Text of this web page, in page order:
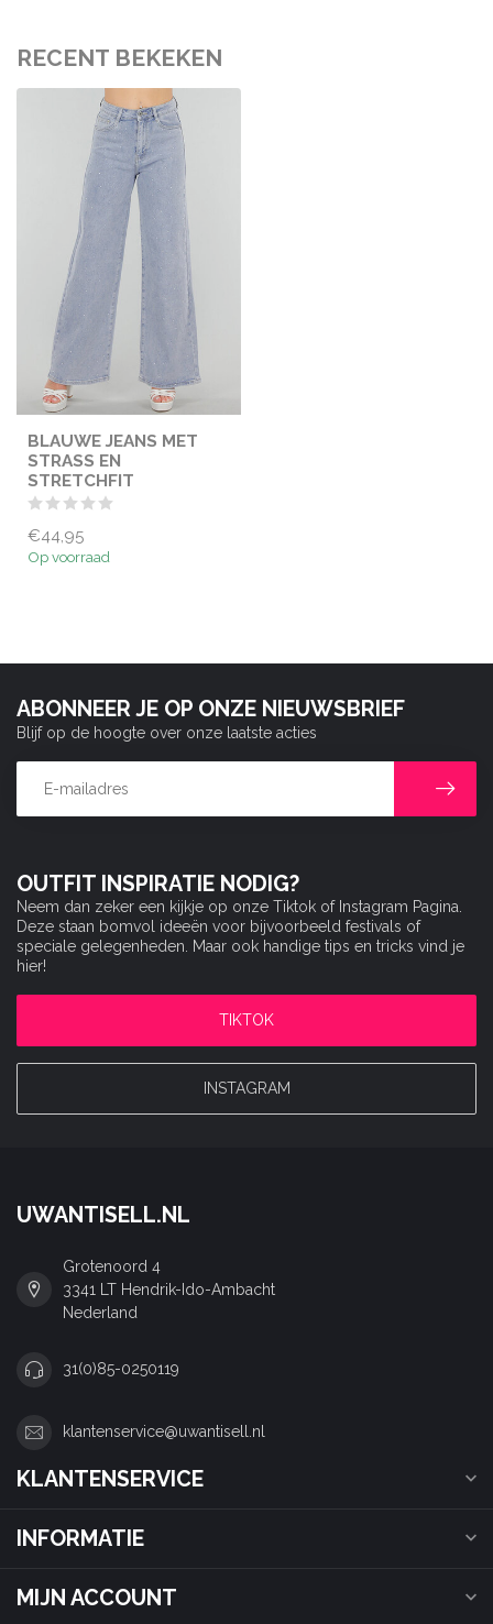
RECENT BEKEKEN
BLAUWE JEANS MET
STRASS EN
STRETCHFIT
€44,95
Op voorraad
OUTFIT INSPIRATIE NODIG?
Neem dan zeker een kijkje op onze Tiktok of Instagram Pagina.
Deze staan bomvol ideeën voor bijvoorbeeld festivals of
speciale gelegenheden. Maar ook handige tips en tricks vind je
hier!
TIKTOK
INSTAGRAM
ABONNEER JE OP ONZE NIEUWSBRIEF
Blijf op de hoogte over onze laatste acties
UWANTISELL.NL
Grotenoord 4
3341 LT Hendrik-Ido-Ambacht
Nederland
31(0)85-0250119
klantenservice@uwantisell.nl
KLANTENSERVICE
INFORMATIE
MIJN ACCOUNT